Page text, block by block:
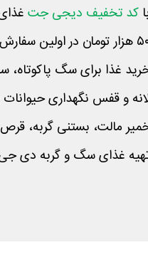
کد تخفیف دیجی جت
برای همه فاکتورهای بالای ۱۰۰
غذا برای سگ پاکوتاه،
و قفس نگهداری
مالت، بستنی گربه،
غذای سگ و گربه دی